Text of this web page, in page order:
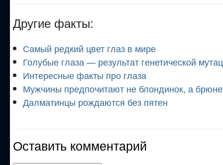
Другие факты:
Самый редкий цвет глаз в мире
Голубые глаза — результат генетической
Интересные факты про глаза
Мужчины предпочитают не блондинок, а
Далматинцы рождаются без пятен
Оставить комментарий